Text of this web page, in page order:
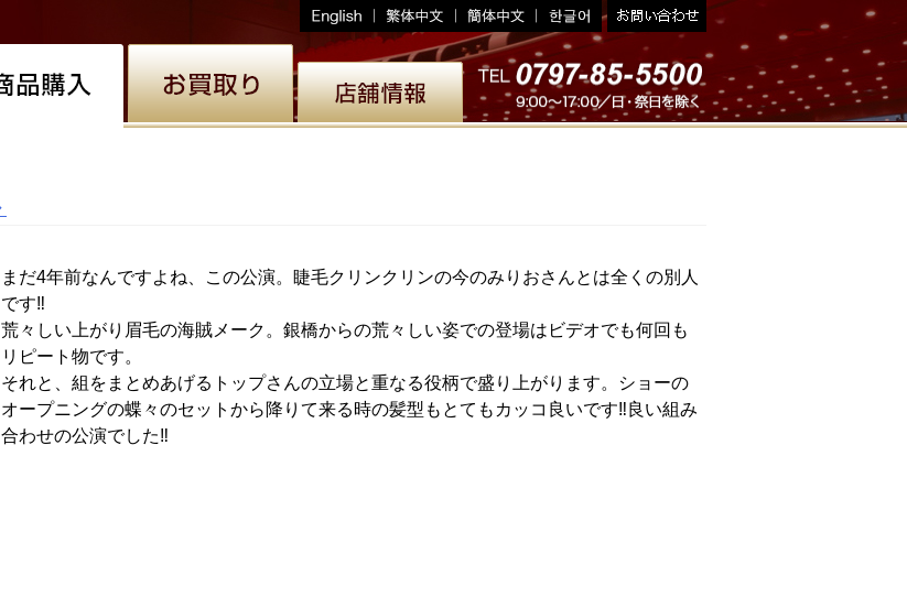
まだ4年前なんですよね、この公演。睫毛クリンクリンの今のみりおさんとは全くの別人
です‼
荒々しい上がり眉毛の海賊メーク。銀橋からの荒々しい姿での登場はビデオでも何回も
リピート物です。
それと、組をまとめあげるトップさんの立場と重なる役柄で盛り上がります。ショーの
オープニングの蝶々のセットから降りて来る時の髪型もとてもカッコ良いです‼良い組み
合わせの公演でした‼